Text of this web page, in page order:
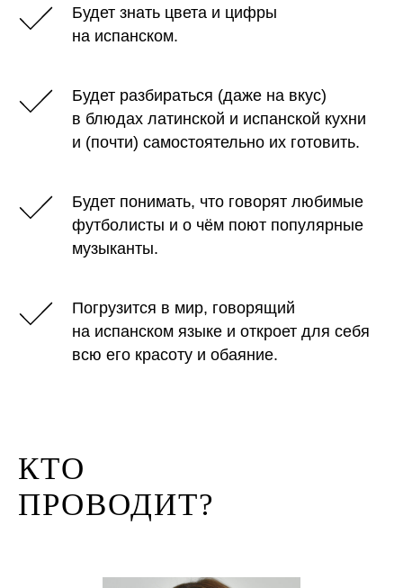
Будет знать цвета и цифры
на испанском.
Будет разбираться (даже на вкус)
в блюдах латинской и испанской кухни
и (почти) самостоятельно их готовить.
Будет понимать, что говорят любимые
футболисты и о чём поют популярные
музыканты.
Погрузится в мир, говорящий
на испанском языке и откроет для себя
всю его красоту и обаяние.
КТО
ПРОВОДИТ?